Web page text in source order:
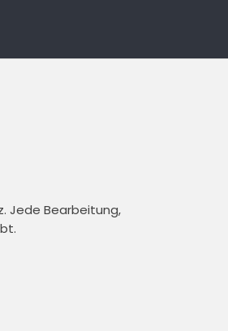
Jede Bearbeitung,